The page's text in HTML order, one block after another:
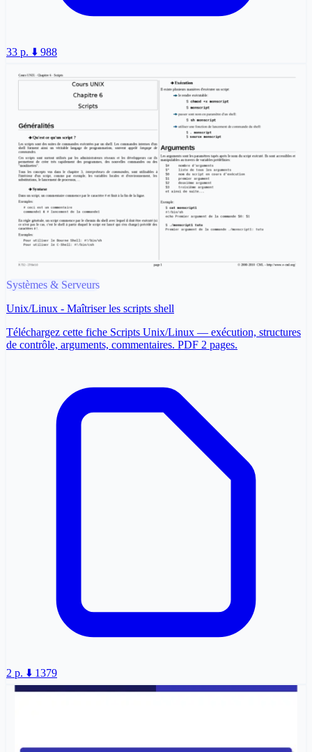
33 p. ⬇️ 988
Systèmes & Serveurs
Unix/Linux - Maîtriser les scripts shell
Téléchargez cette fiche Scripts Unix/Linux — exécution, structures
de contrôle, arguments, commentaires. PDF 2 pages.
2 p. ⬇️ 1379